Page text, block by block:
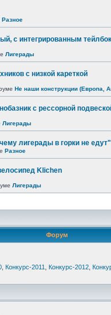
Разное
с интегрированным
Лигерады
с низкой кареткой
Не наши конструкции (Европа,
с рессорной
Лигерады
лигерады в горки не
Разное
Klichen
Лигерады
Форум
Конкурс-2011 Конкурс-2012